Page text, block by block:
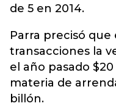
de 5 en 2014.
Parra precisó
transacciones la
el año pasado
materia de
billón.